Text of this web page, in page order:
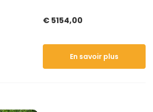
€ 5154,00
En savoir plus